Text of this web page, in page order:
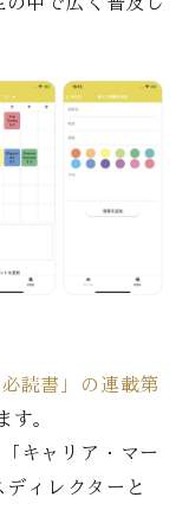
読書」の連載第
す。
キャリア・マー
ィレクターと